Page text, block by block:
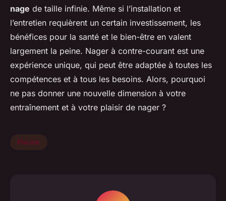
nage de taille infinie. Même si l’installation et
l’entretien requièrent un certain investissement, les
bénéfices pour la santé et le bien-être en valent
largement la peine. Nager à contre-courant est une
expérience unique, qui peut être adaptée à toutes les
compétences et à tous les besoins. Alors, pourquoi
ne pas donner une nouvelle dimension à votre
entraînement et à votre plaisir de nager ?
Piscine